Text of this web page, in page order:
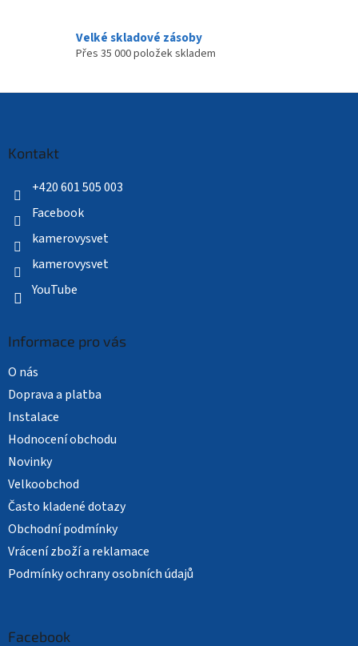
Velké skladové zásoby
Přes 35 000 položek skladem
Kontakt
+420 601 505 003
Facebook
kamerovysvet
kamerovysvet
YouTube
Informace pro vás
O nás
Doprava a platba
Instalace
Hodnocení obchodu
Novinky
Velkoobchod
Často kladené dotazy
Obchodní podmínky
Vrácení zboží a reklamace
Podmínky ochrany osobních údajů
Facebook